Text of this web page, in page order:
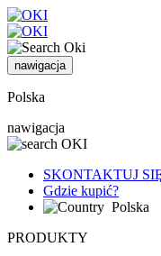
nawigacja
Polska
nawigacja
SKONTAKTUJ
Gdzie kupić?
Polska
PRODUKTY